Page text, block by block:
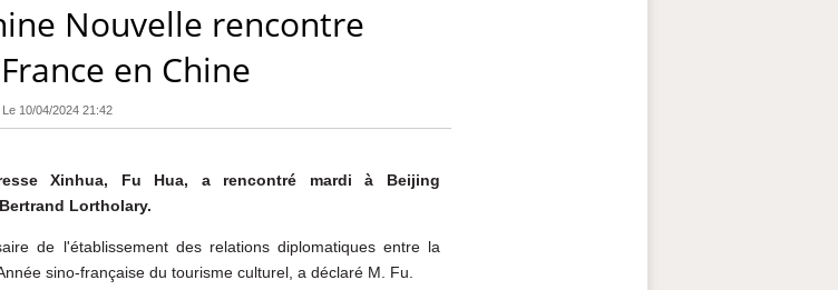
Nouvelle rencontre
en Chine
, Le 10/04/2024 21:42
Xinhua, Fu Hua, a rencontré mardi à Beijing
Lortholary.
de l'établissement des relations diplomatiques entre la
sino-française du tourisme culturel, a déclaré M. Fu.